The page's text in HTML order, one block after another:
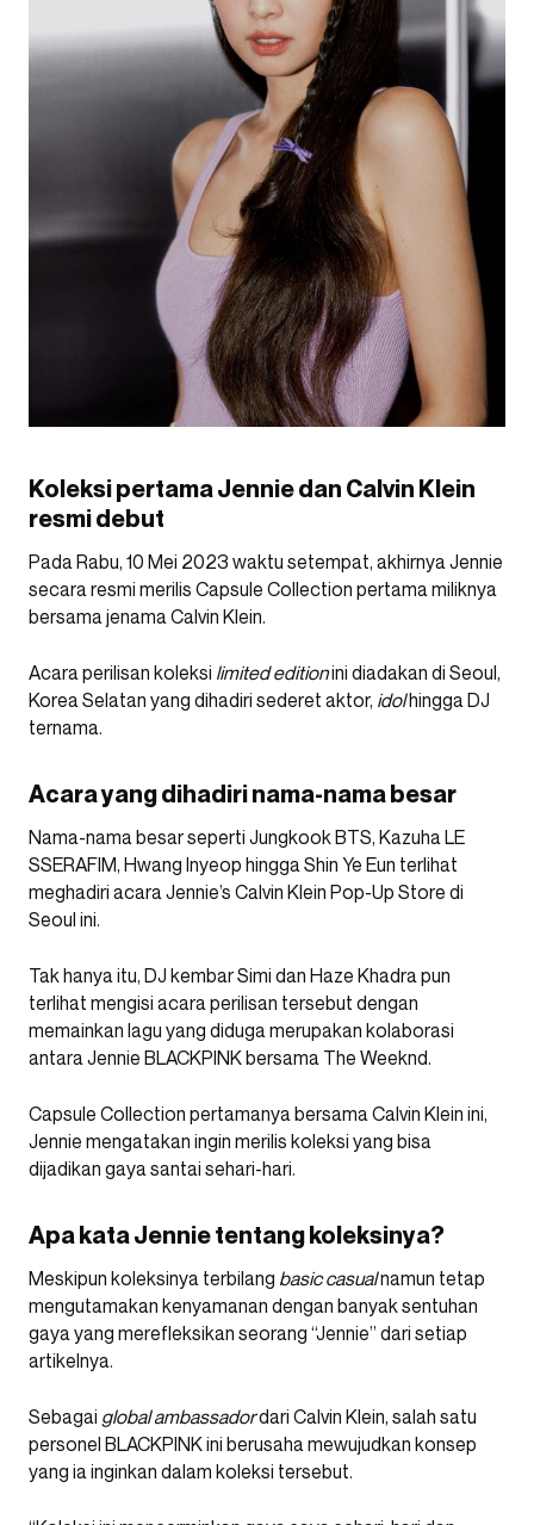
Koleksi pertama Jennie dan Calvin Klein
resmi debut
Pada Rabu, 10 Mei 2023 waktu setempat, akhirnya Jennie
secara resmi merilis Capsule Collection pertama miliknya
bersama jenama Calvin Klein.
Acara perilisan koleksi limited editionini diadakan di Seoul,
Korea Selatan yang dihadiri sederet aktor, idolhingga DJ
ternama.
Acara yang dihadiri nama-nama besar
Nama-nama besar seperti Jungkook BTS, Kazuha LE
SSERAFIM, Hwang Inyeop hingga Shin Ye Eun terlihat
meghadiri acara Jennie’s Calvin Klein Pop-Up Store di
Seoul ini.
Tak hanya itu, DJ kembar Simi dan Haze Khadra pun
terlihat mengisi acara perilisan tersebut dengan
memainkan lagu yang diduga merupakan kolaborasi
antara Jennie BLACKPINK bersama The Weeknd.
Capsule Collection pertamanya bersama Calvin Klein ini,
Jennie mengatakan ingin merilis koleksi yang bisa
dijadikan gaya santai sehari-hari.
Apa kata Jennie tentang koleksinya?
Meskipun koleksinya terbilang basic casualnamun tetap
mengutamakan kenyamanan dengan banyak sentuhan
gaya yang merefleksikan seorang “Jennie” dari setiap
artikelnya.
Sebagai global ambassadordari Calvin Klein, salah satu
personel BLACKPINK ini berusaha mewujudkan konsep
yang ia inginkan dalam koleksi tersebut.